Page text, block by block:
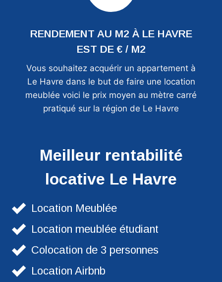
RENDEMENT AU M2 À LE HAVRE
EST DE € / M2
Vous souhaitez acquérir un appartement à
Le Havre dans le but de faire une location
meublée voici le prix moyen au mètre carré
pratiqué sur la région de Le Havre
Meilleur rentabilité
locative Le Havre
Location Meublée
Location meublée étudiant
Colocation de 3 personnes
Location Airbnb